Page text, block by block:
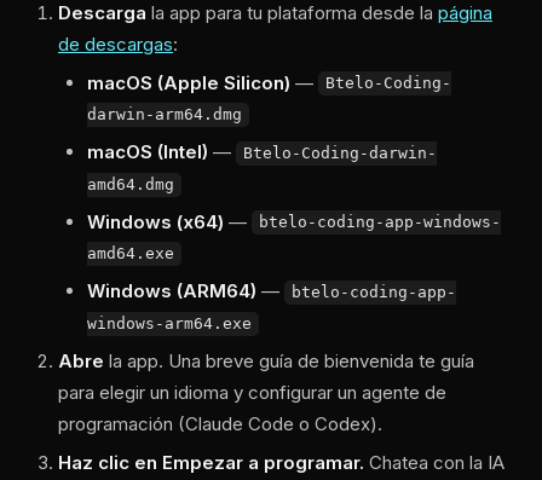
Descarga la app para tu plataforma desde la página
de descargas:
macOS (Apple Silicon) —
Btelo-Coding-
darwin-arm64.dmg
macOS (Intel) —
Btelo-Coding-darwin-
amd64.dmg
Windows (x64) —
btelo-coding-app-windows-
amd64.exe
Windows (ARM64) —
btelo-coding-app-
windows-arm64.exe
Abre la app. Una breve guía de bienvenida te guía
para elegir un idioma y configurar un agente de
programación (Claude Code o Codex).
Haz clic en Empezar a programar. Chatea con la IA